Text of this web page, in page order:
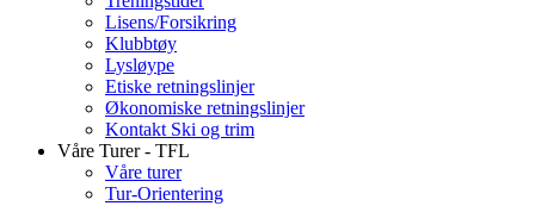
Lisens/Forsikring
Klubbtøy
Lysløype
Etiske retningslinjer
Økonomiske retningslinjer
Kontakt Ski og trim
Våre Turer - TFL
Våre turer
Tur-Orientering